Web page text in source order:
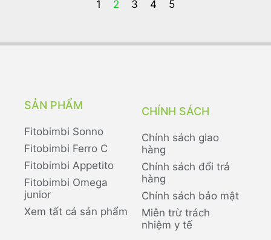
1 2 3 4 5
SẢN PHẨM
Fitobimbi Sonno
Fitobimbi Ferro C
Fitobimbi Appetito
Fitobimbi Omega
junior
Xem tất cả sản phẩm
CHÍNH SÁCH
Chính sách giao
hàng
Chính sách đổi trả
hàng
Chính sách bảo mật
Miễn trừ trách
nhiệm y tế